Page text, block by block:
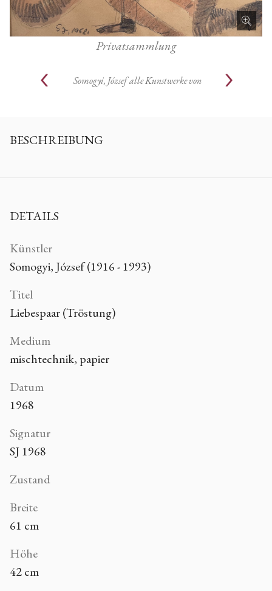
Privatsammlung
Somogyi, József alle Kunstwerke von
BESCHREIBUNG
DETAILS
Künstler
Somogyi, József (1916 - 1993)
Titel
Liebespaar (Tröstung)
Medium
mischtechnik, papier
Datum
1968
Signatur
SJ 1968
Zustand
Breite
61 cm
Höhe
42 cm